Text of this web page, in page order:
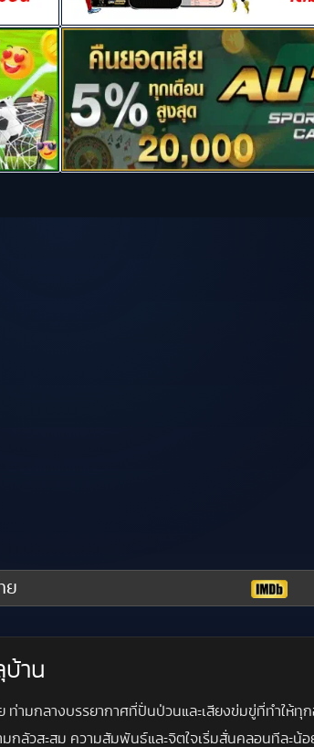
ย
บ้าน
มกลางบรรยากาศที่ปั่นป่วนและเสียงข่มขู่ที่ทำให้ทุกอ
วสะสม ความสัมพันธ์และจิตใจเริ่มสั่นคลอนทีละน้